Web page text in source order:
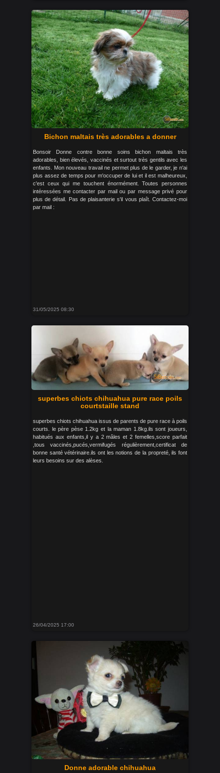
Bichon maltais très adorables a donner
Bonsoir Donne contre bonne soins bichon maltais très
adorables, bien élevés, vaccinés et surtout très gentils avec les
enfants. Mon nouveau travail ne permet plus de le garder, je n'ai
plus assez de temps pour m'occuper de lui et il est malheureux,
c'est ceux qui me touchent énormément. Toutes personnes
intéressées me contacter par mail ou par message privé pour
plus de détail. Pas de plaisanterie s'il vous plaît. Contactez-moi
par mail :
31/05/2025 08:30
superbes chiots chihuahua pure race poils
courtstaille stand
superbes chiots chihuahua issus de parents de pure race à poils
courts. le père pèse 1.2kg et la maman 1.8kg.ils sont joueurs,
habitués aux enfants,il y a 2 mâles et 2 femelles,score parfait
,tous vaccinés,pucés,vermifugés régulièrement,certificat de
bonne santé vétérinaire.ils ont les notions de la propreté, ils font
leurs besoins sur des alèses.
26/04/2025 17:00
Donne adorable chihuahua